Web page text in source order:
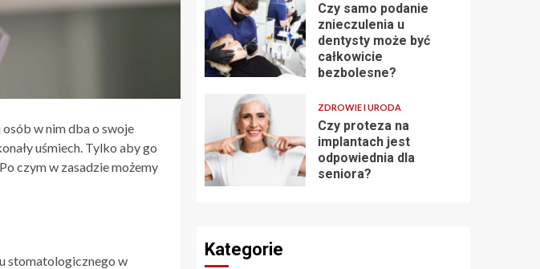
w nim dba o swoje
uśmiech. Tylko aby go
czym w zasadzie możemy
stomatologicznego w
Czy samo podanie
znieczulenia u
dentysty może być
całkowicie
bezbolesne?
ZDROWIE I URODA
Czy proteza na
implantach jest
odpowiednia dla
seniora?
Kategorie